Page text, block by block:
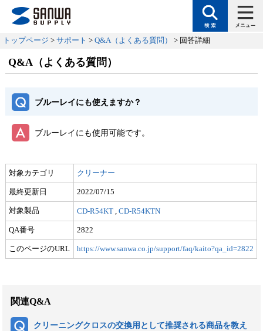
トップページ > サポート > Q&A（よくある質問） > 回答詳細
Q&A（よくある質問）
ブルーレイにも使えますか？
ブルーレイにも使用可能です。
対象カテゴリ クリーナー
最終更新日 2022/07/15
対象製品 CD-R54KT ,CD-R54KTN
QA番号 2822
このページのURL https://www.sanwa.co.jp/support/faq/kaito?qa_id=2822
関連Q&A
クリーニングクロスの交換用として推奨される商品を教え